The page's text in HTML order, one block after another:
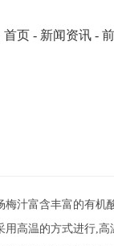
首页 - 新闻资讯 -
梅汁富含丰富的有机
用高温的方式进行,